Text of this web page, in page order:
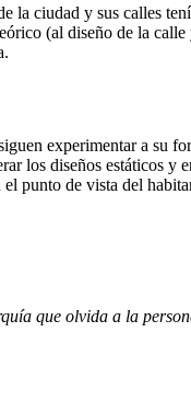
la ciudad y sus calles
(al diseño de la calle
experimentar a su
los diseños estáticos
punto de vista del
que olvida a la